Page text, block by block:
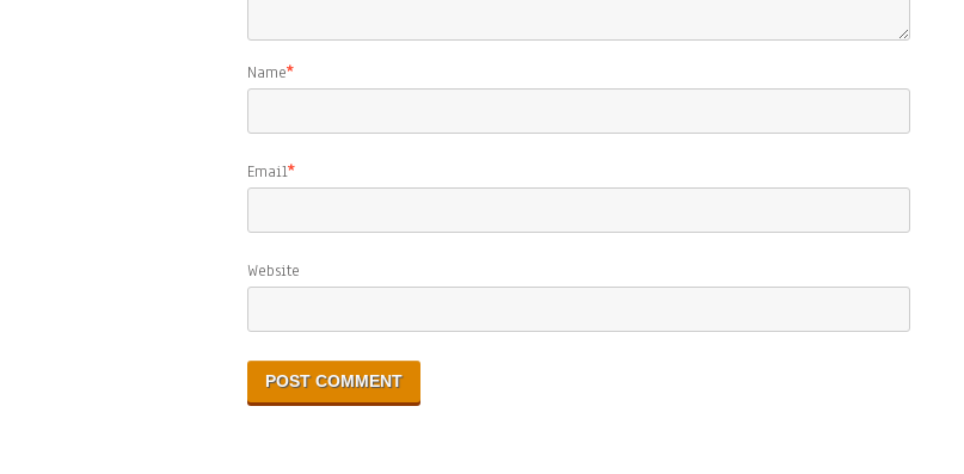
Name*
Email*
Website